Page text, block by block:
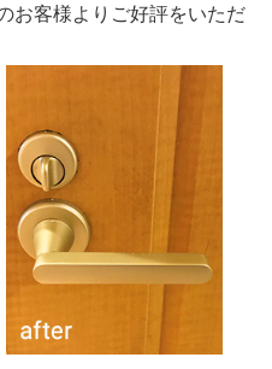
お客様よりご好評をいただ